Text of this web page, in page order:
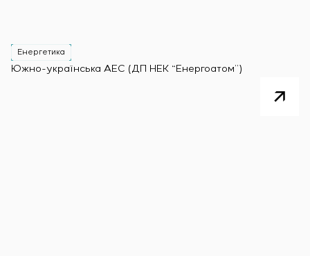
Енергетика
Южно-українська АЕС (ДП НЕК “Енергоатом”)